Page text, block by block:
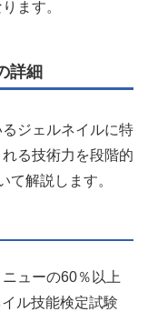
ます。
詳細
ジェルネイルに特
る技術力を段階的
て解説します。
ューの60％以上
ル技能検定試験